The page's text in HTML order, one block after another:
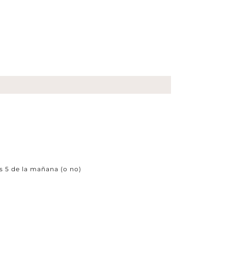
5 de la mañana (o no)